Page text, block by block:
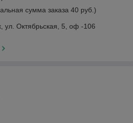
сумма заказа 40 руб.)
ул. Октябрьская, 5, оф -106